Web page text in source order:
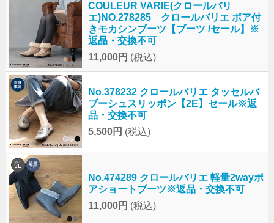
COULEUR VARIE(クロールバリ
エ)NO.278285 クロールバリエ ボア付
きモカシンブーツ【ブーツ /セール】※
返品・交換不可
11,000円 (税込)
No.378232 クロールバリエ タッセルバ
ブーシュスリッポン【2E】セール※返
品・交換不可
5,500円 (税込)
No.474289 クロールバリエ 軽量2wayボ
アショートブーツ※返品・交換不可
11,000円 (税込)